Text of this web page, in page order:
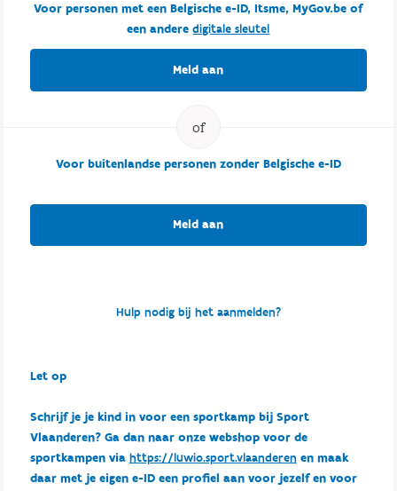
Voor personen met een Belgische e-ID, Itsme, MyGov.be of
een anderedigitale sleutel
Meld aan
Voor buitenlandse personen zonder Belgische e-ID
Meld aan
Hulp nodig bij het aanmelden?
Let op
Schrijf je je kind in voor een sportkamp bij Sport
Vlaanderen? Ga dan naar onze webshop voor de
sportkampen via https://luwio.sport.vlaanderenen maak
daar met je eigen e-ID een profiel aan voor jezelf en voor